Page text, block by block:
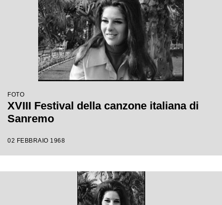
FOTO
XVIII Festival della canzone italiana di
Sanremo
02 FEBBRAIO 1968